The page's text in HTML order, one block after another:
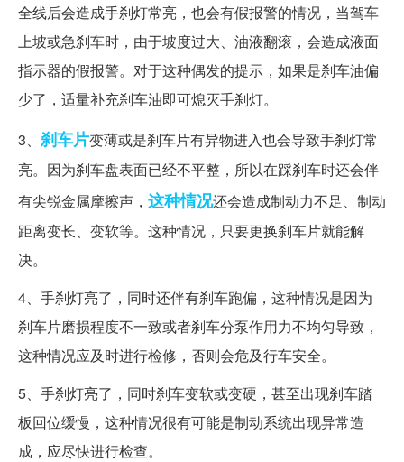
全线后会造成手刹灯常亮，也会有假报警的情况，当驾车
上坡或急刹车时，由于坡度过大、油液翻滚，会造成液面
指示器的假报警。对于这种偶发的提示，如果是刹车油偏
少了，适量补充刹车油即可熄灭手刹灯。
3、 刹车片变薄或是刹车片有异物进入也会导致手刹灯常
亮。因为刹车盘表面已经不平整，所以在踩刹车时还会伴
有尖锐金属摩擦声， 这种情况还会造成制动力不足、制动
距离变长、变软等。这种情况，只要更换刹车片就能解
决。
4、手刹灯亮了，同时还伴有刹车跑偏，这种情况是因为
刹车片磨损程度不一致或者刹车分泵作用力不均匀导致，
这种情况应及时进行检修，否则会危及行车安全。
5、手刹灯亮了，同时刹车变软或变硬，甚至出现刹车踏
板回位缓慢，这种情况很有可能是制动系统出现异常造
成，应尽快进行检查。